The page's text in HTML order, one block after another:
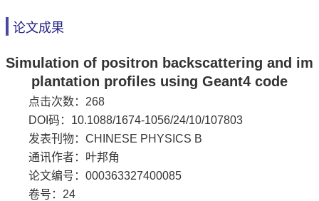
论文成果
Simulation of positron backscattering and im
plantation profiles using Geant4 code
点击次数： 268
DOI码：10.1088/1674-1056/24/10/107803
发表刊物：CHINESE PHYSICS B
通讯作者：叶邦角
论文编号：000363327400085
卷号：24